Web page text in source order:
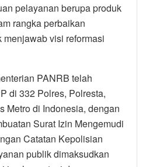
pelayanan berupa produk
rangka perbaikan
visi reformasi
PANRB telah
di 332 Polres, Polresta,
Metro di Indonesia, dengan
Surat Izin Mengemudi
Catatan Kepolisian
publik dimaksudkan